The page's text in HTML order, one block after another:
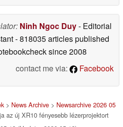
Ninh Ngoc Duy- Editorial
- 818035 articles published
since 2008
contact me via:
Facebook
> News Archive > Newsarchive 2026 05
az új XR10 fényesebb lézerprojektort